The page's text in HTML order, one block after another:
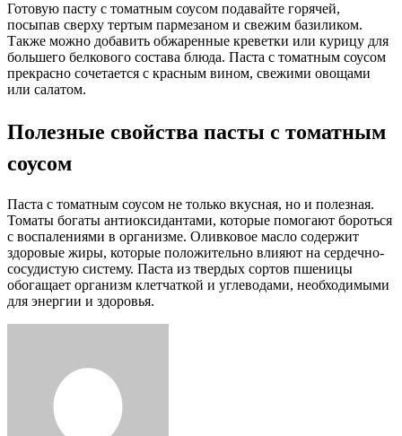
Готовую пасту с томатным соусом подавайте горячей,
посыпав сверху тертым пармезаном и свежим базиликом.
Также можно добавить обжаренные креветки или курицу для
большего белкового состава блюда. Паста с томатным соусом
прекрасно сочетается с красным вином, свежими овощами
или салатом.
Полезные свойства пасты с томатным
соусом
Паста с томатным соусом не только вкусная, но и полезная.
Томаты богаты антиоксидантами, которые помогают бороться
с воспалениями в организме. Оливковое масло содержит
здоровые жиры, которые положительно влияют на сердечно-
сосудистую систему. Паста из твердых сортов пшеницы
обогащает организм клетчаткой и углеводами, необходимыми
для энергии и здоровья.